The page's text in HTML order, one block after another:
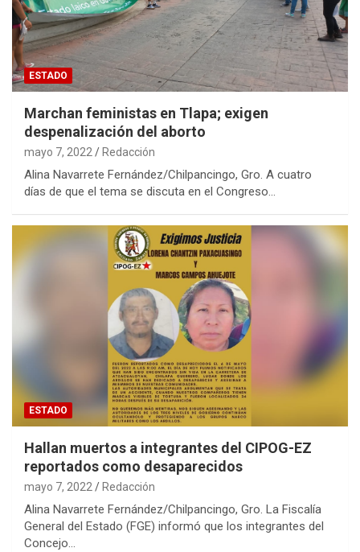
ESTADO
Marchan feministas en Tlapa; exigen
despenalización del aborto
mayo 7, 2022 Redacción
Alina Navarrete Fernández/Chilpancingo, Gro. A cuatro
días de que el tema se discuta en el Congreso…
ESTADO
Hallan muertos a integrantes del CIPOG-EZ
reportados como desaparecidos
mayo 7, 2022 Redacción
Alina Navarrete Fernández/Chilpancingo, Gro. La Fiscalía
General del Estado (FGE) informó que los integrantes del
Concejo…